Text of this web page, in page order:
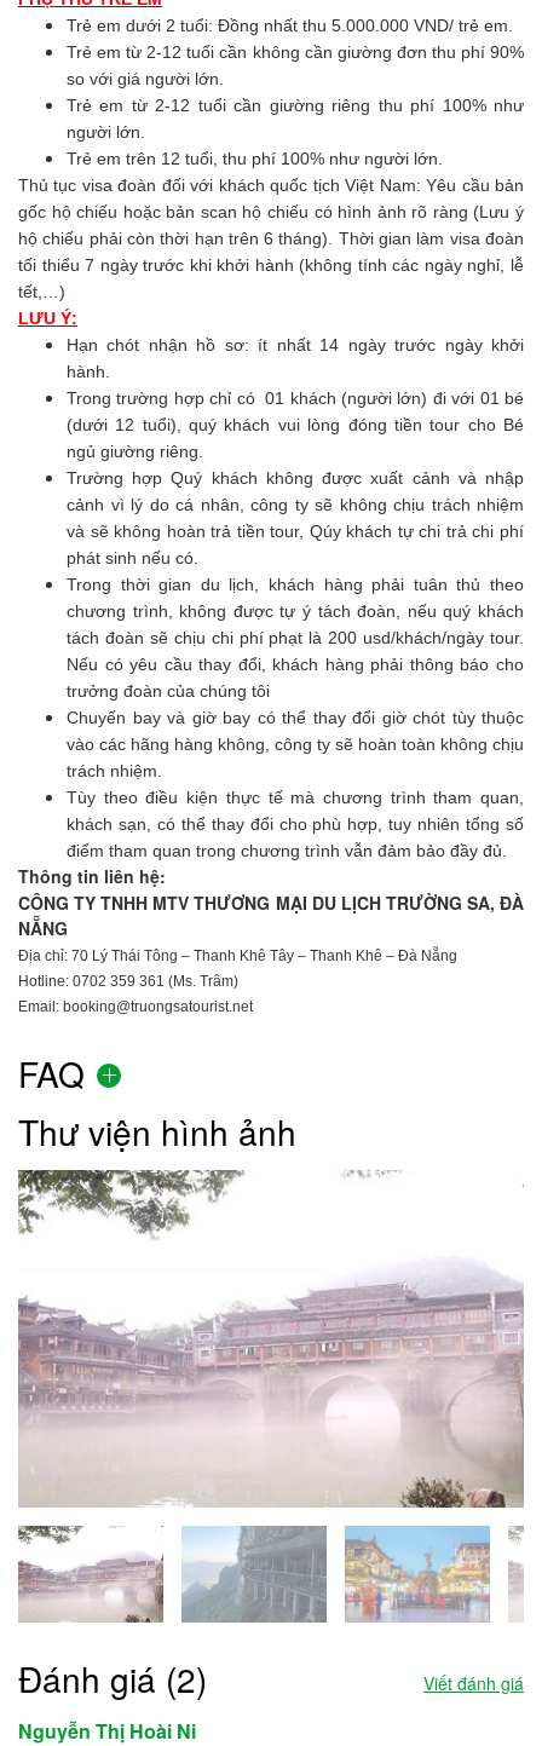
Trẻ em dưới 2 tuổi: Đồng nhất thu 5.000.000 VND/ trẻ em.
Trẻ em từ 2-12 tuổi cần không cần giường đơn thu phí 90%
so với giá người lớn.
Trẻ em từ 2-12 tuổi cần giường riêng thu phí 100% như
người lớn.
Trẻ em trên 12 tuổi, thu phí 100% như người lớn.
Thủ tục visa đoàn đối với khách quốc tịch Việt Nam: Yêu cầu bản
gốc hộ chiếu hoặc bản scan hộ chiếu có hình ảnh rõ ràng (Lưu ý
hộ chiếu phải còn thời hạn trên 6 tháng). Thời gian làm visa đoàn
tối thiểu 7 ngày trước khi khởi hành (không tính các ngày nghỉ, lễ
tết,…)
LƯU Ý:
Hạn chót nhận hồ sơ: ít nhất 14 ngày trước ngày khởi
hành.
Trong trường hợp chỉ có 01 khách (người lớn) đi với 01 bé
(dưới 12 tuổi), quý khách vui lòng đóng tiền tour cho Bé
ngủ giường riêng.
Trường hợp Quý khách không được xuất cảnh và nhập
cảnh vì lý do cá nhân, công ty sẽ không chịu trách nhiệm
và sẽ không hoàn trả tiền tour, Qúy khách tự chi trả chi phí
phát sinh nếu có.
Trong thời gian du lịch, khách hàng phải tuân thủ theo
chương trình, không được tự ý tách đoàn, nếu quý khách
tách đoàn sẽ chịu chi phí phạt là 200 usd/khách/ngày tour.
Nếu có yêu cầu thay đổi, khách hàng phải thông báo cho
trưởng đoàn của chúng tôi
Chuyến bay và giờ bay có thể thay đổi giờ chót tùy thuộc
vào các hãng hàng không, công ty sẽ hoàn toàn không chịu
trách nhiệm.
Tùy theo điều kiện thực tế mà chương trình tham quan,
khách sạn, có thể thay đổi cho phù hợp, tuy nhiên tổng số
điểm tham quan trong chương trình vẫn đảm bảo đầy đủ.
Thông tin liên hệ:
CÔNG TY TNHH MTV THƯƠNG MẠI DU LỊCH TRƯỜNG SA, ĐÀ
NẴNG
Địa chỉ: 70 Lý Thái Tông – Thanh Khê Tây – Thanh Khê – Đà Nẵng
Hotline: 0702 359 361 (Ms. Trâm)
Email: booking@truongsatourist.net
FAQ
Thư viện hình ảnh
Đánh giá (2) Viết đánh giá
Nguyễn Thị Hoài Ni